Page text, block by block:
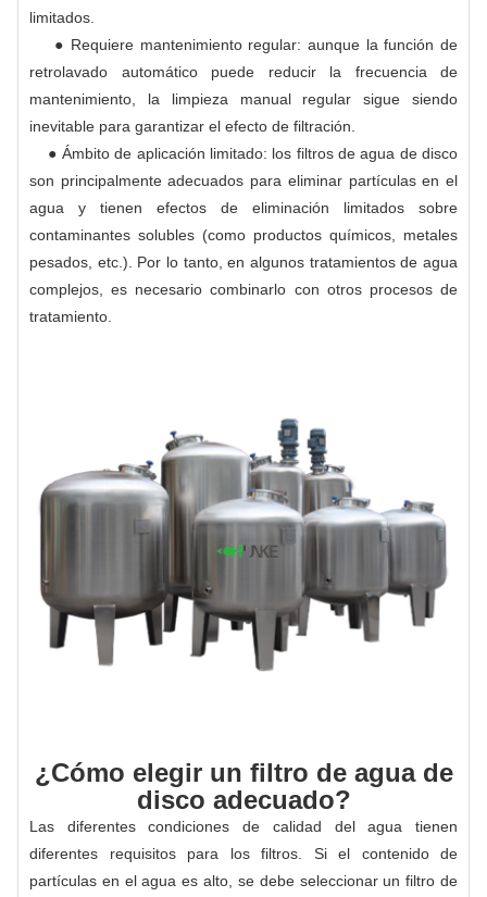
limitados.
● Requiere mantenimiento regular: aunque la función de
retrolavado automático puede reducir la frecuencia de
mantenimiento, la limpieza manual regular sigue siendo
inevitable para garantizar el efecto de filtración.
● Ámbito de aplicación limitado: los filtros de agua de disco
son principalmente adecuados para eliminar partículas en el
agua y tienen efectos de eliminación limitados sobre
contaminantes solubles (como productos químicos, metales
pesados, etc.). Por lo tanto, en algunos tratamientos de agua
complejos, es necesario combinarlo con otros procesos de
tratamiento.
¿Cómo elegir un filtro de agua de
disco adecuado?
Las diferentes condiciones de calidad del agua tienen
diferentes requisitos para los filtros. Si el contenido de
partículas en el agua es alto, se debe seleccionar un filtro de